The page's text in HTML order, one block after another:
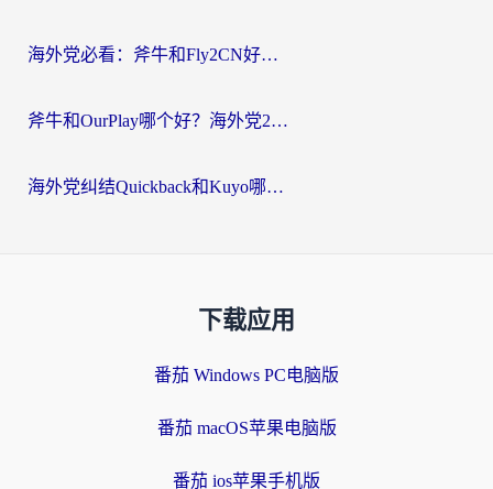
海外党必看：斧牛和Fly2CN好用吗？3招教你选对回国加速器（附免费试用攻略）
斧牛和OurPlay哪个好？海外党2026亲测：选对加速器，国内资源秒加载
海外党纠结Quickback和Kuyo哪个好？选对回国加速器才能无缝刷国内资源
下载应用
番茄 Windows PC电脑版
番茄 macOS苹果电脑版
番茄 ios苹果手机版